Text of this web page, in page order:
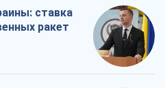
ставка
ракет